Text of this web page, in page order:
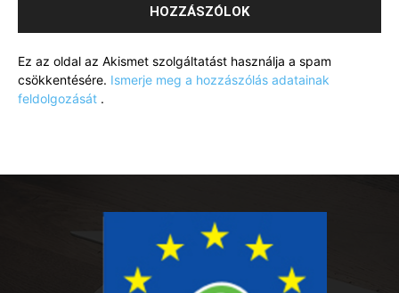
Ez az oldal az Akismet szolgáltatást használja a spam
csökkentésére. Ismerje meg a hozzászólás adatainak
feldolgozását .